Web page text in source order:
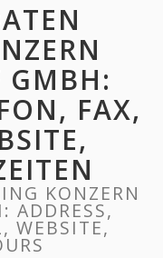
GMBH:
FAX,
KONZERN
ADDRESS,
WEBSITE,